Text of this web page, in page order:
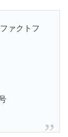
ァクトフ